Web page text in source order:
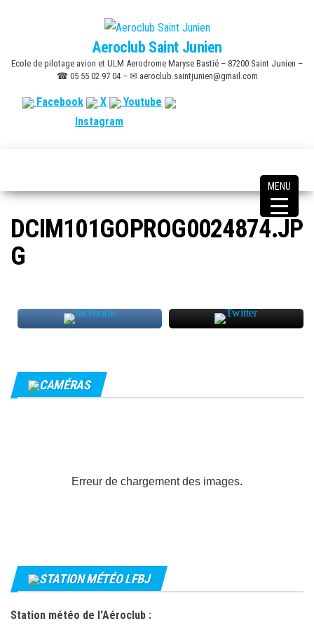
content
Aeroclub Saint Junien
Ecole de pilotage avion et ULM Aerodrome Maryse Bastié – 87200 Saint Junien –
☎ 05 55 02 97 04 – ✉ aeroclub.saintjunien@gmail.com
Facebook X
Youtube
Instagram
DCIM101GOPROG0024874.JP
G
CAMÉRAS
Erreur de chargement des images.
STATION MÉTÉO LFBJ
Station météo de l'Aéroclub :
MENU